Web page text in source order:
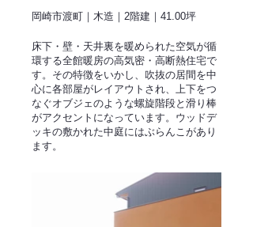
岡崎市渡町｜木造｜2階建｜41.00坪
床下・壁・天井裏を暖められた空気が循
環する全館暖房の高気密・高断熱住宅で
す。その特徴をいかし、吹抜の居間を中
心に各部屋がレイアウトされ、上下をつ
なぐオブジェのような螺旋階段と滑り棒
がアクセントになっています。ウッドデ
ッキの敷かれた中庭にはぶらんこがあり
ます。